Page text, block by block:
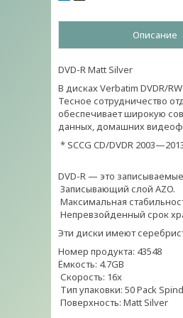
Описание
DVD-R Matt Silver
В дисках Verbatim DVDR/
Тесное сотрудничество
обеспечивает широкую
данных, домашних
* SCCG CD/DVDR
DVD-R — это
Записывающий слой AZO.
Максимальная
Непревзойденный срок
Эти диски имеют
Номер продукта: 43548
Ёмкость: 4.7GB
Скорость: 16x
Тип упаковки: 50 Pack
Поверхность: Matt Silver